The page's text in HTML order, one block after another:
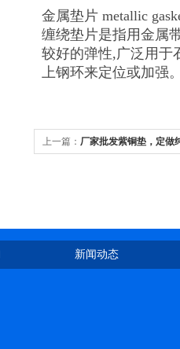
金属垫片 metallic
缠绕垫片是指用金属
较好的弹性,广泛用于
上钢环来定位或加强。
上一篇： 厂家批发紫铜垫，定做
新闻动态